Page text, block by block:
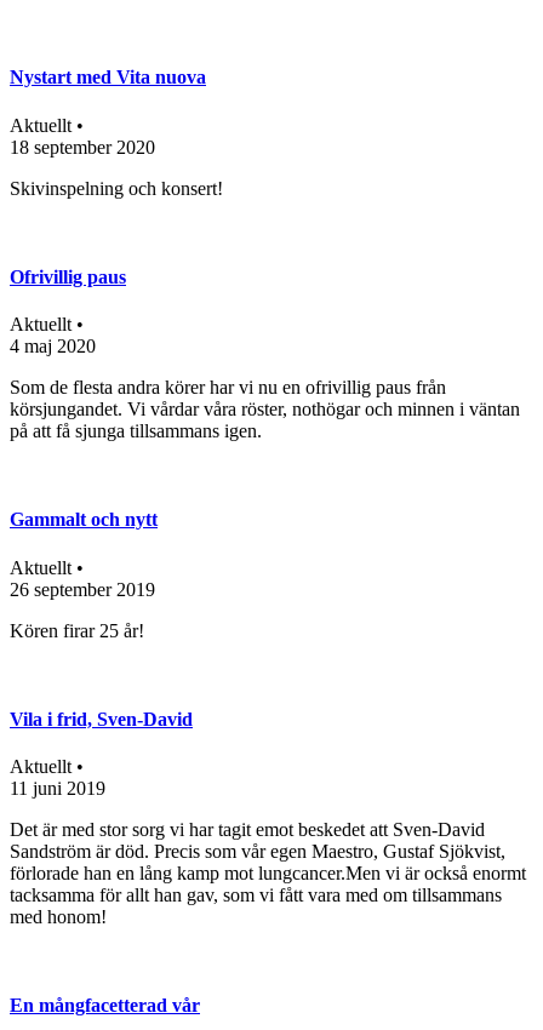
Nystart med Vita nuova
Aktuellt •
18 september 2020
Skivinspelning och konsert!
Ofrivillig paus
Aktuellt •
4 maj 2020
Som de flesta andra körer har vi nu en ofrivillig paus från
körsjungandet. Vi vårdar våra röster, nothögar och minnen i väntan
på att få sjunga tillsammans igen.
Gammalt och nytt
Aktuellt •
26 september 2019
Kören firar 25 år!
Vila i frid, Sven-David
Aktuellt •
11 juni 2019
Det är med stor sorg vi har tagit emot beskedet att Sven-David
Sandström är död. Precis som vår egen Maestro, Gustaf Sjökvist,
förlorade han en lång kamp mot lungcancer.Men vi är också enormt
tacksamma för allt han gav, som vi fått vara med om tillsammans
med honom!
En mångfacetterad vår